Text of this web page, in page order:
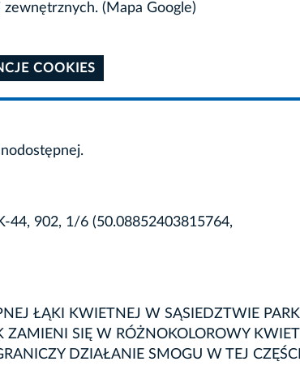
(Mapa Google)
COOKIES
44, 902, 1/6 (50.08852403815764,
ŁĄKI KWIETNEJ W SĄSIEDZTWIE
SIĘ W RÓŻNOKOLOROWY
DZIAŁANIE SMOGU W TEJ CZĘŚCI